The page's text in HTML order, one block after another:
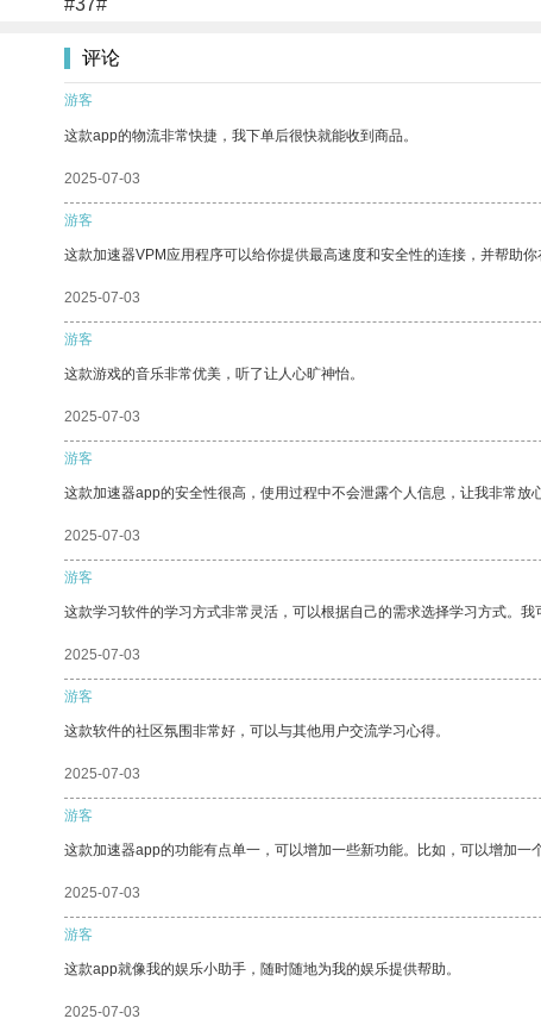
#37#
评论
游客
这款app的物流非常快捷，我下单后很快就能收到商品。
2025-07-03
游客
这款加速器VPM应用程序可以给你提供最高速度和安全性的连接，并帮助你
2025-07-03
游客
这款游戏的音乐非常优美，听了让人心旷神怡。
2025-07-03
游客
这款加速器app的安全性很高，使用过程中不会泄露个人信息，让我非常放心
2025-07-03
游客
这款学习软件的学习方式非常灵活，可以根据自己的需求选择学习方式。我
2025-07-03
游客
这款软件的社区氛围非常好，可以与其他用户交流学习心得。
2025-07-03
游客
这款加速器app的功能有点单一，可以增加一些新功能。比如，可以增加一
2025-07-03
游客
这款app就像我的娱乐小助手，随时随地为我的娱乐提供帮助。
2025-07-03